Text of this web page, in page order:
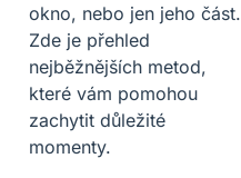
okno, nebo jen jeho část.
Zde je přehled
nejběžnějších metod,
které vám pomohou
zachytit důležité
momenty.